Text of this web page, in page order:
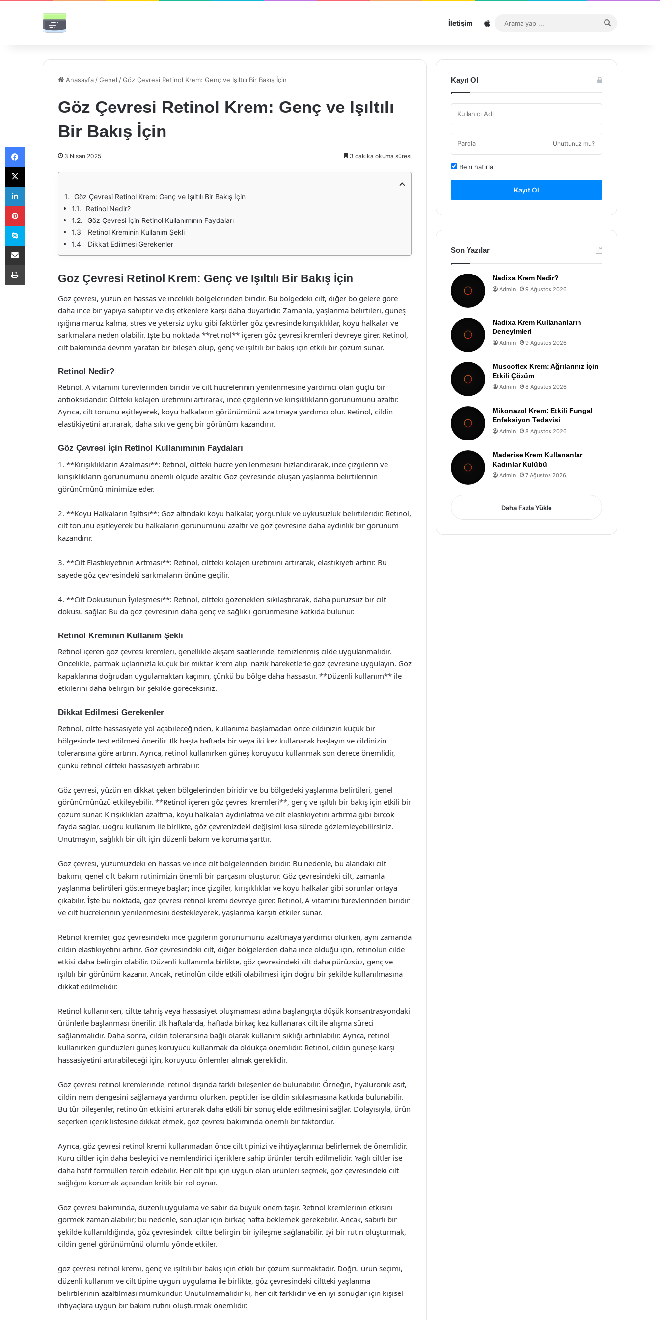
İletişim Sitemap
...
Anasayfa /Genel /Göz Çevresi Retinol Krem: Genç ve Işıltılı Bir Bakış İçin
Göz Çevresi Retinol Krem: Genç ve Işıltılı
Bir Bakış İçin
3 Nisan 2025 3 dakika okuma süresi
Göz Çevresi Retinol Krem: Genç ve Işıltılı Bir Bakış İçin
Retinol Nedir?
Göz Çevresi İçin Retinol Kullanımının Faydaları
Retinol Kreminin Kullanım Şekli
Dikkat Edilmesi Gerekenler
Göz Çevresi Retinol Krem: Genç ve Işıltılı Bir Bakış İçin
Göz çevresi, yüzün en hassas ve incelikli bölgelerinden biridir. Bu bölgedeki cilt, diğer bölgelere göre
daha ince bir yapıya sahiptir ve dış etkenlere karşı daha duyarlıdır. Zamanla, yaşlanma belirtileri, güneş
ışığına maruz kalma, stres ve yetersiz uyku gibi faktörler göz çevresinde kırışıklıklar, koyu halkalar ve
sarkmalara neden olabilir. İşte bu noktada **retinol** içeren göz çevresi kremleri devreye girer. Retinol,
cilt bakımında devrim yaratan bir bileşen olup, genç ve ışıltılı bir bakış için etkili bir çözüm sunar.
Retinol Nedir?
Retinol, A vitamini türevlerinden biridir ve cilt hücrelerinin yenilenmesine yardımcı olan güçlü bir
antioksidandır. Ciltteki kolajen üretimini artırarak, ince çizgilerin ve kırışıklıkların görünümünü azaltır.
Ayrıca, cilt tonunu eşitleyerek, koyu halkaların görünümünü azaltmaya yardımcı olur. Retinol, cildin
elastikiyetini artırarak, daha sıkı ve genç bir görünüm kazandırır.
Göz Çevresi İçin Retinol Kullanımının Faydaları
1. **Kırışıklıkların Azalması**: Retinol, ciltteki hücre yenilenmesini hızlandırarak, ince çizgilerin ve
kırışıklıkların görünümünü önemli ölçüde azaltır. Göz çevresinde oluşan yaşlanma belirtilerinin
görünümünü minimize eder.
2. **Koyu Halkaların Işıltısı**: Göz altındaki koyu halkalar, yorgunluk ve uykusuzluk belirtileridir. Retinol,
cilt tonunu eşitleyerek bu halkaların görünümünü azaltır ve göz çevresine daha aydınlık bir görünüm
kazandırır.
3. **Cilt Elastikiyetinin Artması**: Retinol, ciltteki kolajen üretimini artırarak, elastikiyeti artırır. Bu
sayede göz çevresindeki sarkmaların önüne geçilir.
4. **Cilt Dokusunun İyileşmesi**: Retinol, ciltteki gözenekleri sıkılaştırarak, daha pürüzsüz bir cilt
dokusu sağlar. Bu da göz çevresinin daha genç ve sağlıklı görünmesine katkıda bulunur.
Retinol Kreminin Kullanım Şekli
Retinol içeren göz çevresi kremleri, genellikle akşam saatlerinde, temizlenmiş cilde uygulanmalıdır.
Öncelikle, parmak uçlarınızla küçük bir miktar krem alıp, nazik hareketlerle göz çevresine uygulayın. Göz
kapaklarına doğrudan uygulamaktan kaçının, çünkü bu bölge daha hassastır. **Düzenli kullanım** ile
etkilerini daha belirgin bir şekilde göreceksiniz.
Dikkat Edilmesi Gerekenler
Retinol, ciltte hassasiyete yol açabileceğinden, kullanıma başlamadan önce cildinizin küçük bir
bölgesinde test edilmesi önerilir. İlk başta haftada bir veya iki kez kullanarak başlayın ve cildinizin
toleransına göre artırın. Ayrıca, retinol kullanırken güneş koruyucu kullanmak son derece önemlidir,
çünkü retinol ciltteki hassasiyeti artırabilir.
Göz çevresi, yüzün en dikkat çeken bölgelerinden biridir ve bu bölgedeki yaşlanma belirtileri, genel
görünümünüzü etkileyebilir. **Retinol içeren göz çevresi kremleri**, genç ve ışıltılı bir bakış için etkili bir
çözüm sunar. Kırışıklıkları azaltma, koyu halkaları aydınlatma ve cilt elastikiyetini artırma gibi birçok
fayda sağlar. Doğru kullanım ile birlikte, göz çevrenizdeki değişimi kısa sürede gözlemleyebilirsiniz.
Unutmayın, sağlıklı bir cilt için düzenli bakım ve koruma şarttır.
Göz çevresi, yüzümüzdeki en hassas ve ince cilt bölgelerinden biridir. Bu nedenle, bu alandaki cilt
bakımı, genel cilt bakım rutinimizin önemli bir parçasını oluşturur. Göz çevresindeki cilt, zamanla
yaşlanma belirtileri göstermeye başlar; ince çizgiler, kırışıklıklar ve koyu halkalar gibi sorunlar ortaya
çıkabilir. İşte bu noktada, göz çevresi retinol kremi devreye girer. Retinol, A vitamini türevlerinden biridir
ve cilt hücrelerinin yenilenmesini destekleyerek, yaşlanma karşıtı etkiler sunar.
Retinol kremler, göz çevresindeki ince çizgilerin görünümünü azaltmaya yardımcı olurken, aynı zamanda
cildin elastikiyetini artırır. Göz çevresindeki cilt, diğer bölgelerden daha ince olduğu için, retinolün cilde
etkisi daha belirgin olabilir. Düzenli kullanımla birlikte, göz çevresindeki cilt daha pürüzsüz, genç ve
ışıltılı bir görünüm kazanır. Ancak, retinolün cilde etkili olabilmesi için doğru bir şekilde kullanılmasına
dikkat edilmelidir.
Retinol kullanırken, ciltte tahriş veya hassasiyet oluşmaması adına başlangıçta düşük konsantrasyondaki
ürünlerle başlanması önerilir. İlk haftalarda, haftada birkaç kez kullanarak cilt ile alışma süreci
sağlanmalıdır. Daha sonra, cildin toleransına bağlı olarak kullanım sıklığı artırılabilir. Ayrıca, retinol
kullanırken gündüzleri güneş koruyucu kullanmak da oldukça önemlidir. Retinol, cildin güneşe karşı
hassasiyetini artırabileceği için, koruyucu önlemler almak gereklidir.
Göz çevresi retinol kremlerinde, retinol dışında farklı bileşenler de bulunabilir. Örneğin, hyaluronik asit,
cildin nem dengesini sağlamaya yardımcı olurken, peptitler ise cildin sıkılaşmasına katkıda bulunabilir.
Bu tür bileşenler, retinolün etkisini artırarak daha etkili bir sonuç elde edilmesini sağlar. Dolayısıyla, ürün
seçerken içerik listesine dikkat etmek, göz çevresi bakımında önemli bir faktördür.
Ayrıca, göz çevresi retinol kremi kullanmadan önce cilt tipinizi ve ihtiyaçlarınızı belirlemek de önemlidir.
Kuru ciltler için daha besleyici ve nemlendirici içeriklere sahip ürünler tercih edilmelidir. Yağlı ciltler ise
daha hafif formülleri tercih edebilir. Her cilt tipi için uygun olan ürünleri seçmek, göz çevresindeki cilt
sağlığını korumak açısından kritik bir rol oynar.
Göz çevresi bakımında, düzenli uygulama ve sabır da büyük önem taşır. Retinol kremlerinin etkisini
görmek zaman alabilir; bu nedenle, sonuçlar için birkaç hafta beklemek gerekebilir. Ancak, sabırlı bir
şekilde kullanıldığında, göz çevresindeki ciltte belirgin bir iyileşme sağlanabilir. İyi bir rutin oluşturmak,
cildin genel görünümünü olumlu yönde etkiler.
göz çevresi retinol kremi, genç ve ışıltılı bir bakış için etkili bir çözüm sunmaktadır. Doğru ürün seçimi,
düzenli kullanım ve cilt tipine uygun uygulama ile birlikte, göz çevresindeki ciltteki yaşlanma
belirtilerinin azaltılması mümkündür. Unutulmamalıdır ki, her cilt farklıdır ve en iyi sonuçlar için kişisel
ihtiyaçlara uygun bir bakım rutini oluşturmak önemlidir.
Kayıt Ol
Unuttunuz mu?
Beni hatırla
Kayıt Ol
Son Yazılar
Nadixa Krem Nedir?
Admin 9 Ağustos 2026
Nadixa Krem Kullananların
Deneyimleri
Admin 9 Ağustos 2026
Muscoflex Krem: Ağrılarınız İçin
Etkili Çözüm
Admin 8 Ağustos 2026
Mikonazol Krem: Etkili Fungal
Enfeksiyon Tedavisi
Admin 8 Ağustos 2026
Maderise Krem Kullananlar
Kadınlar Kulübü
Admin 7 Ağustos 2026
Daha Fazla Yükle
Facebook
X
LinkedIn
Pinterest
Skype
E-Posta ile paylaş